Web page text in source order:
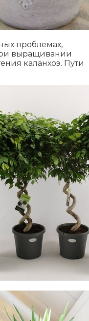
проблемах,
выращивании
каланхоэ. Пути